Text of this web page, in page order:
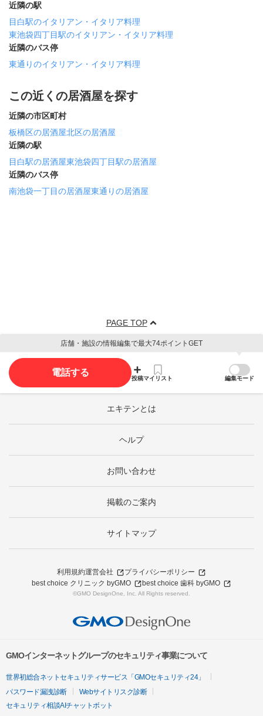
近隣の駅
目白駅のイタリアン・イタリア料理
東池袋四丁目駅のイタリアン・イタリア料理
近隣のバス停
東通りのイタリアン・イタリア料理
この近くの居酒屋を探す
近隣の市区町村
板橋区の居酒屋北区の居酒屋
近隣の駅
目白駅の居酒屋東池袋四丁目駅の居酒屋
近隣のバス停
南池袋一丁目の居酒屋東通りの居酒屋
PAGE TOP
店舗・施設の情報編集で最大74ポイントGET
電話する
投稿マイリスト 編集モード
エキテンとは
ヘルプ
お問い合わせ
掲載のご案内
サイトマップ
利用規約運営会社
プライバシーポリシー
best choice クリニック byGMO
best choice 歯科 byGMO
©GMO DesignOne, Inc. All Rights reserved.
GMOインターネットグループのセキュリティ事業について
世界初総合ネットセキュリティサービス「GMOセキュリティ24」
パスワード漏洩診断
Webサイトリスク診断
セキュリティ相談AIチャットボット